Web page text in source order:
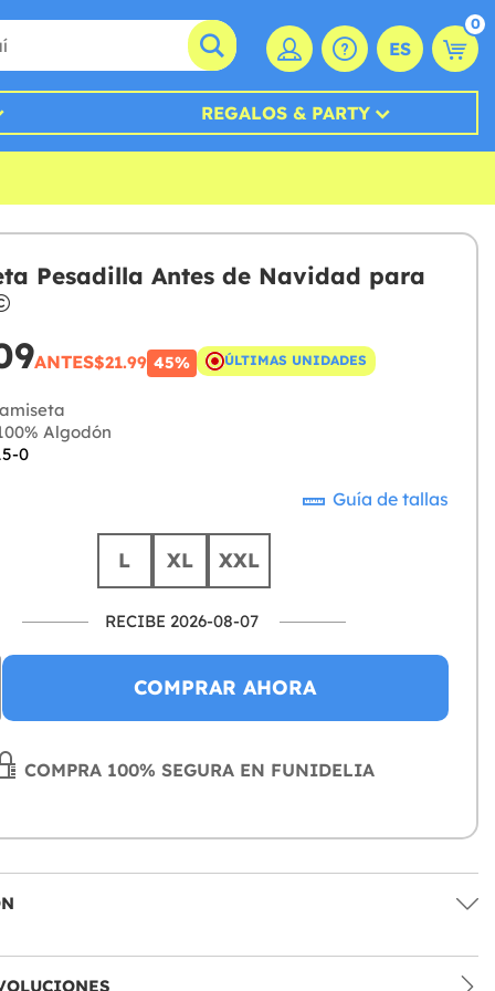
ES
0
REGALOS & PARTY
Pesadilla Antes de Navidad para
ANTES$21.99 45% ÚLTIMAS UNIDADES
Algodón
0
Guía de tallas
L XL XXL
RECIBE 2026-08-07
COMPRAR AHORA
COMPRA 100% SEGURA EN FUNIDELIA